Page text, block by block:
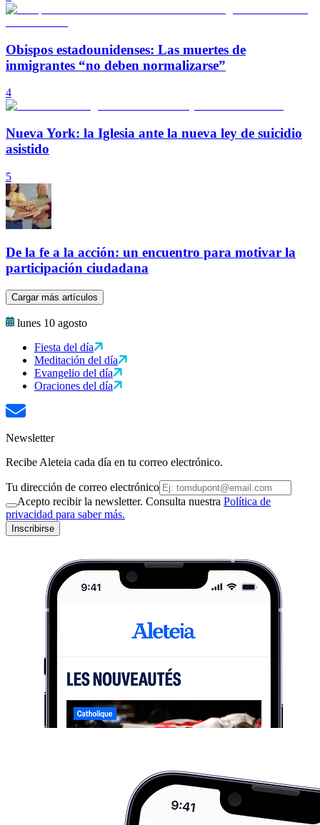
Obispos estadounidenses: Las muertes de
inmigrantes “no deben normalizarse”
4
Nueva York: la Iglesia ante la nueva ley de suicidio
asistido
5
De la fe a la acción: un encuentro para motivar la
participación ciudadana
Cargar más artículos
lunes 10 agosto
Fiesta del día
Meditación del día
Evangelio del día
Oraciones del día
Newsletter
Recibe Aleteia cada día en tu correo electrónico.
Tu dirección de correo electrónico
Acepto recibir la newsletter. Consulta nuestra Política de
privacidad para saber más.
Inscribirse